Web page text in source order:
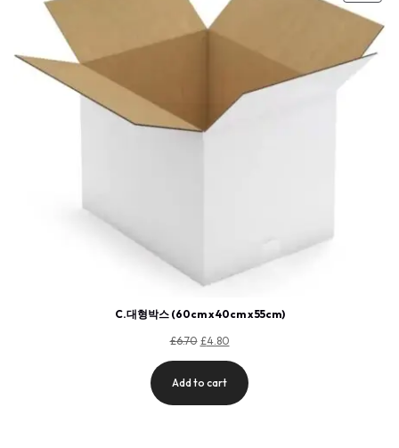
C.대형박스 (60cm x 40cm x 55cm)
£6.70 £4.80
Add to cart